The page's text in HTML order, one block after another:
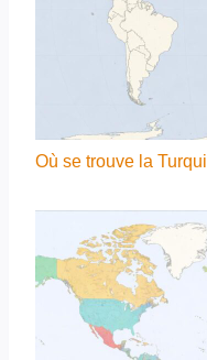
Où se trouve la